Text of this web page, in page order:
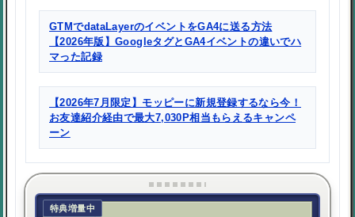
GTMでdataLayerのイベントをGA4に送る方法
【2026年版】GoogleタグとGA4イベントの違いでハ
マった記録
【2026年7月限定】モッピーに新規登録するなら今！
お友達紹介経由で最大7,030P相当もらえるキャンペ
ーン
特典増量中